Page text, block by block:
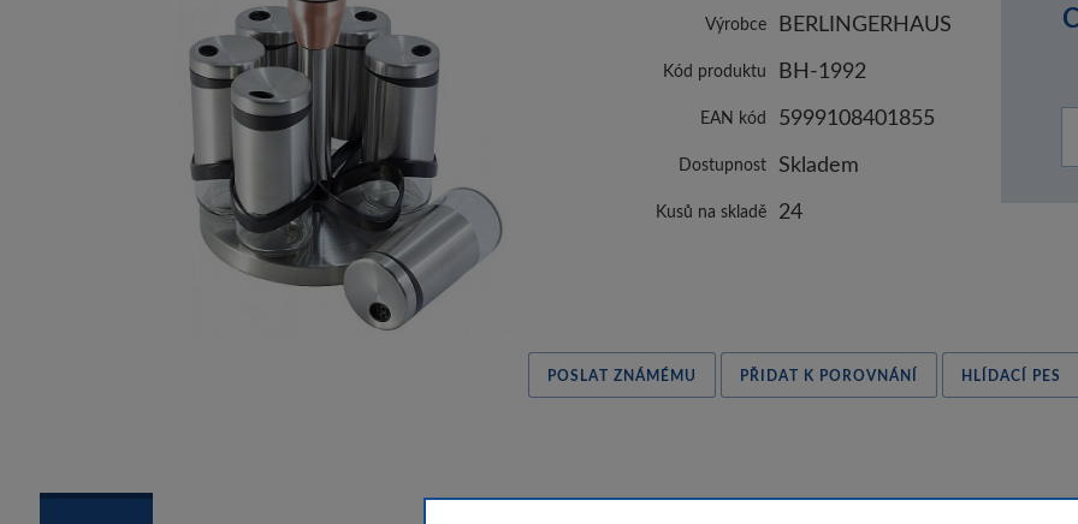
Výrobce BERLINGERHAUS
Kód produktu BH-1992
EAN kód 5999108401855
Dostupnost Skladem
Kusů na skladě 24
POSLAT ZNÁMÉMU PŘIDAT K POROVNÁNÍ HLÍDACÍ PES